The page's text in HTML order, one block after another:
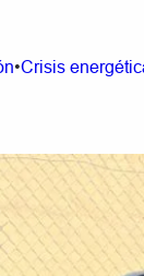
•Crisis